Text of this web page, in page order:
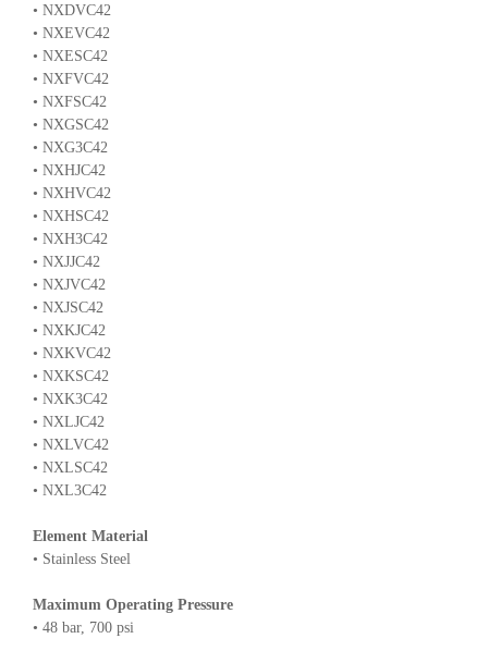
• NXDVC42
• NXEVC42
• NXESC42
• NXFVC42
• NXFSC42
• NXGSC42
• NXG3C42
• NXHJC42
• NXHVC42
• NXHSC42
• NXH3C42
• NXJJC42
• NXJVC42
• NXJSC42
• NXKJC42
• NXKVC42
• NXKSC42
• NXK3C42
• NXLJC42
• NXLVC42
• NXLSC42
• NXL3C42
Element Material
• Stainless Steel
Maximum Operating Pressure
• 48 bar, 700 psi